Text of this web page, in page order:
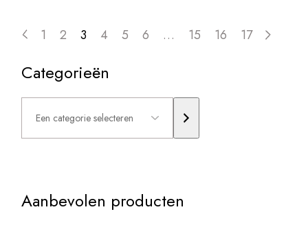
1 2 3 4 5 6 … 15 16 17
Categorieën
Een
categorie
selecteren
Aanbevolen producten